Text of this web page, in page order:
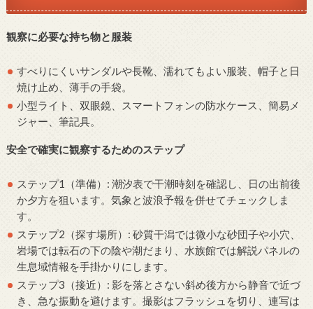
観察に必要な持ち物と服装
すべりにくいサンダルや長靴、濡れてもよい服装、帽子と日
焼け止め、薄手の手袋。
小型ライト、双眼鏡、スマートフォンの防水ケース、簡易メ
ジャー、筆記具。
安全で確実に観察するためのステップ
ステップ1（準備）: 潮汐表で干潮時刻を確認し、日の出前後
か夕方を狙います。気象と波浪予報を併せてチェックしま
す。
ステップ2（探す場所）: 砂質干潟では微小な砂団子や小穴、
岩場では転石の下の陰や潮だまり、水族館では解説パネルの
生息域情報を手掛かりにします。
ステップ3（接近）: 影を落とさない斜め後方から静音で近づ
き、急な振動を避けます。撮影はフラッシュを切り、連写は